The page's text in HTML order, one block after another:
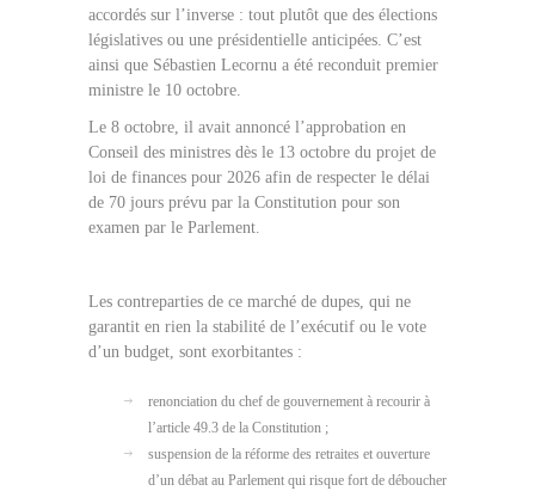
accordés sur l’inverse : tout plutôt que des élections
législatives ou une présidentielle anticipées. C’est
ainsi que Sébastien Lecornu a été reconduit premier
ministre le 10 octobre.
Le 8 octobre, il avait annoncé l’approbation en
Conseil des ministres dès le 13 octobre du projet de
loi de finances pour 2026 afin de respecter le délai
de 70 jours prévu par la Constitution pour son
examen par le Parlement.
Les contreparties de ce marché de dupes, qui ne
garantit en rien la stabilité de l’exécutif ou le vote
d’un budget, sont exorbitantes :
renonciation du chef de gouvernement à recourir à
l’article 49.3 de la Constitution ;
suspension de la réforme des retraites et ouverture
d’un débat au Parlement qui risque fort de déboucher